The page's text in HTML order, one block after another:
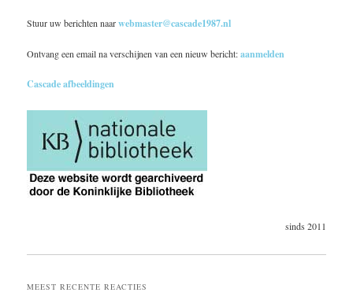
Stuur uw berichten naarwebmaster@cascade1987.nl
Ontvang een email na verschijnen van een nieuw bericht:aanmelden
Cascade afbeeldingen
sinds 2011
MEEST RECENTE REACTIES